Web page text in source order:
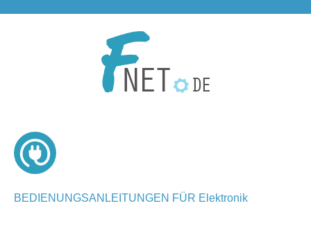
BEDIENUNGSANLEITUNGEN FÜR Elektronik